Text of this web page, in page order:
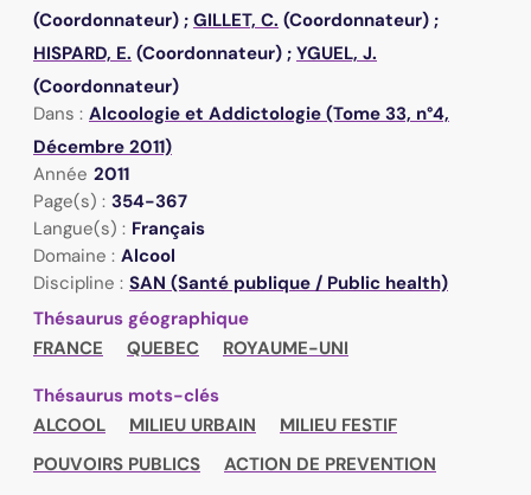
(Coordonnateur) ; GILLET, C. (Coordonnateur) ;
HISPARD, E. (Coordonnateur) ; YGUEL, J.
(Coordonnateur)
Dans : Alcoologie et Addictologie (Tome 33, n°4,
Décembre 2011)
Année 2011
Page(s) : 354-367
Langue(s) : Français
Domaine : Alcool
Discipline : SAN (Santé publique / Public health)
Thésaurus géographique
FRANCE
QUEBEC
ROYAUME-UNI
Thésaurus mots-clés
ALCOOL
MILIEU URBAIN
MILIEU FESTIF
POUVOIRS PUBLICS
ACTION DE PREVENTION